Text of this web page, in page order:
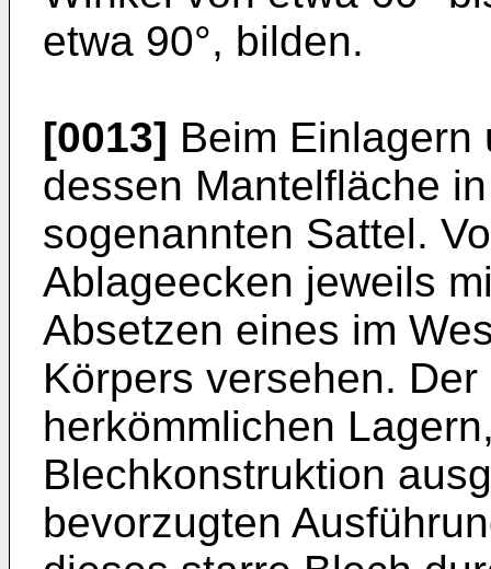
etwa 90°, bilden.
[0013] Beim Einlagern
dessen Mantelfläche
sogenannten Sattel.
Ablageecken jeweils
Absetzen eines im
Körpers versehen.
herkömmlichen
Blechkonstruktion
bevorzugten